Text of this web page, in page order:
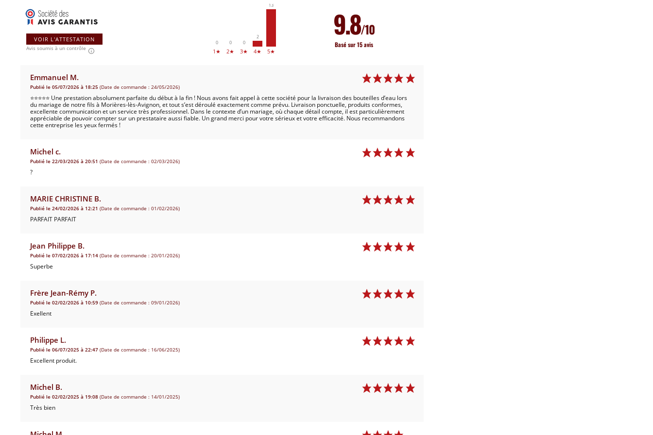
VOIR L'ATTESTATION
Avis soumis à un contrôle
0
1★
0
2★
0
3★
2
4★
13
5★
9.8/10
Basé sur 15 avis
Emmanuel M.
Publié le 05/07/2026 à 18:25 (Date de commande : 24/05/2026)
⭐⭐⭐⭐⭐ Une prestation absolument parfaite du début à la fin ! Nous avons fait appel à cette société pour la livraison des bouteilles d’eau lors
du mariage de notre fils à Morières-lès-Avignon, et tout s’est déroulé exactement comme prévu. Livraison ponctuelle, produits conformes,
excellente communication et un service très professionnel. Dans le contexte d’un mariage, où chaque détail compte, il est particulièrement
appréciable de pouvoir compter sur un prestataire aussi fiable. Un grand merci pour votre sérieux et votre efficacité. Nous recommandons
cette entreprise les yeux fermés !
Michel c.
Publié le 22/03/2026 à 20:51 (Date de commande : 02/03/2026)
?
MARIE CHRISTINE B.
Publié le 24/02/2026 à 12:21 (Date de commande : 01/02/2026)
PARFAIT PARFAIT
Jean Philippe B.
Publié le 07/02/2026 à 17:14 (Date de commande : 20/01/2026)
Superbe
Frère Jean-Rémy P.
Publié le 02/02/2026 à 10:59 (Date de commande : 09/01/2026)
Exellent
Philippe L.
Publié le 06/07/2025 à 22:47 (Date de commande : 16/06/2025)
Excellent produit.
Michel B.
Publié le 02/02/2025 à 19:08 (Date de commande : 14/01/2025)
Très bien